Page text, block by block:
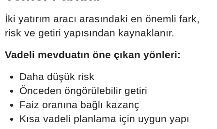
İki yatırım aracı arasındaki en önemli fark,
risk ve getiri yapısından kaynaklanır.
Vadeli mevduatın öne çıkan yönleri:
Daha düşük risk
Önceden öngörülebilir getiri
Faiz oranına bağlı kazanç
Kısa vadeli planlama için uygun yapı